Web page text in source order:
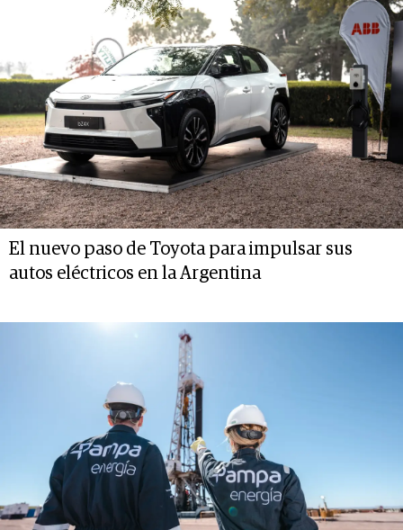
El nuevo paso de Toyota para impulsar sus
autos eléctricos en la Argentina